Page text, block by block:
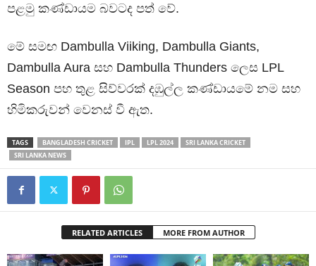
පළමු කණ්ඩායම බවටද පත් වේ.
මේ සමඟ Dambulla Viiking, Dambulla Giants,
Dambulla Aura සහ Dambulla Thunders ලෙස LPL
Season පහ තුළ සිව්වරක් දඹුල්ල කණ්ඩායමේ නම සහ
හිමිකරුවන් වෙනස් වී ඇත.
TAGS BANGLADESH CRICKET IPL LPL 2024
SRI LANKA CRICKET
SRI LANKA NEWS
RELATED ARTICLES MORE FROM AUTHOR